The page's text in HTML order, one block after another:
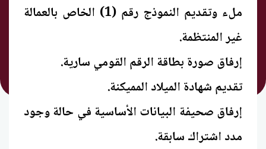
ملء وتقديم النموذج رقم (1) الخاص بالعمالة
غير المنتظمة.
إرفاق صورة بطاقة الرقم القومي سارية.
تقديم شهادة الميلاد المميكنة.
إرفاق صحيفة البيانات الأساسية في حالة وجود
مدد اشتراك سابقة.